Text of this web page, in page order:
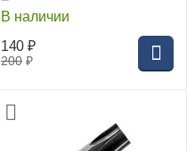
В наличии
200 ₽
140 ₽